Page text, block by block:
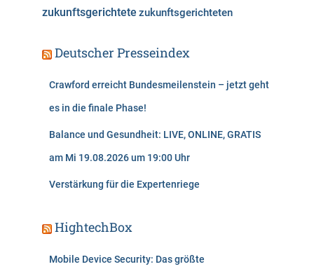
zukunftsgerichtete zukunftsgerichteten
Deutscher Presseindex
Crawford erreicht Bundesmeilenstein – jetzt geht
es in die finale Phase!
Balance und Gesundheit: LIVE, ONLINE, GRATIS
am Mi 19.08.2026 um 19:00 Uhr
Verstärkung für die Expertenriege
HightechBox
Mobile Device Security: Das größte